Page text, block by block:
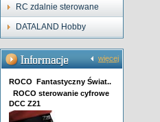
RC zdalnie sterowane
DATALAND Hobby
więcej
ROCO Fantastyczny Świat..
ROCO sterowanie cyfrowe
DCC Z21